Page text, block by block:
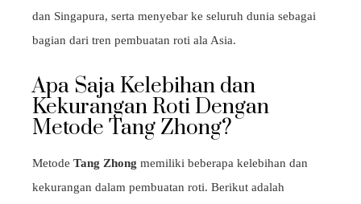
dan Singapura, serta menyebar ke seluruh dunia sebagai
bagian dari tren pembuatan roti ala Asia.
Apa Saja Kelebihan dan
Kekurangan Roti Dengan
Metode Tang Zhong?
Metode Tang Zhong memiliki beberapa kelebihan dan
kekurangan dalam pembuatan roti. Berikut adalah